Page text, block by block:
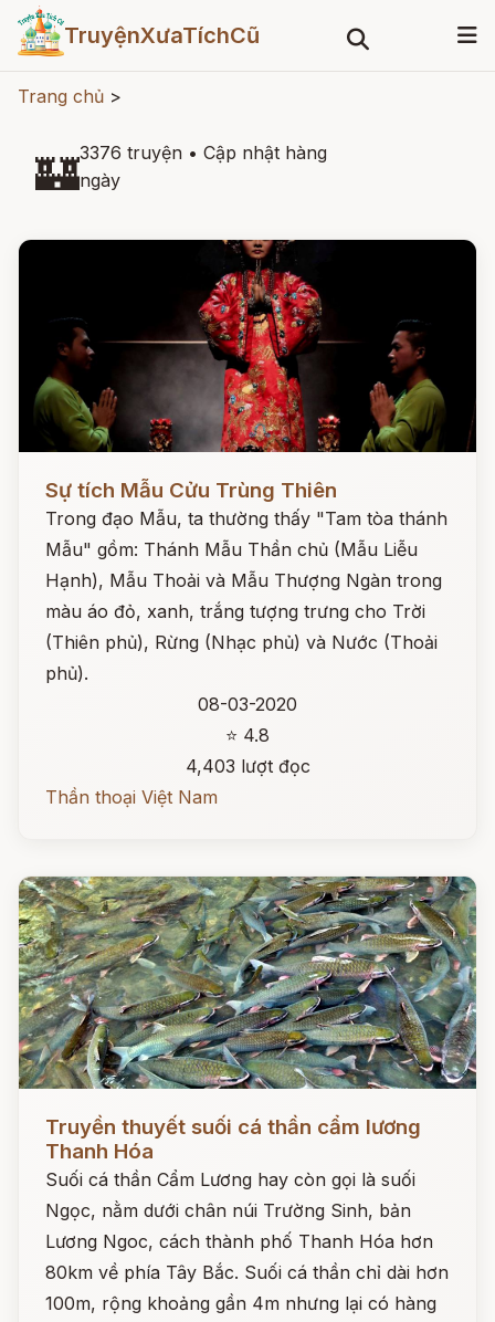
TruyệnXưaTíchCũ
Trang chủ >
🏰3376 truyện • Cập nhật hàng
ngày
Sự tích Mẫu Cửu Trùng Thiên
Trong đạo Mẫu, ta thường thấy "Tam tòa thánh
Mẫu" gồm: Thánh Mẫu Thần chủ (Mẫu Liễu
Hạnh), Mẫu Thoải và Mẫu Thượng Ngàn trong
màu áo đỏ, xanh, trắng tượng trưng cho Trời
(Thiên phủ), Rừng (Nhạc phủ) và Nước (Thoải
phủ).
08-03-2020
⭐ 4.8
4,403 lượt đọc
Thần thoại Việt Nam
Đọc ngay
Truyền thuyết suối cá thần cẩm lương
Thanh Hóa
Suối cá thần Cẩm Lương hay còn gọi là suối
Ngọc, nằm dưới chân núi Trường Sinh, bản
Lương Ngoc, cách thành phố Thanh Hóa hơn
80km về phía Tây Bắc. Suối cá thần chỉ dài hơn
100m, rộng khoảng gần 4m nhưng lại có hàng